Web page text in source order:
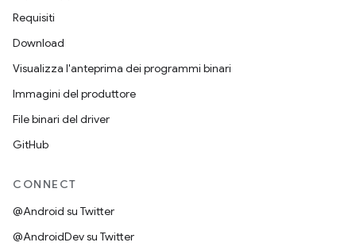
Requisiti
Download
Visualizza l'anteprima dei programmi binari
Immagini del produttore
File binari del driver
GitHub
CONNECT
@Android su Twitter
@AndroidDev su Twitter